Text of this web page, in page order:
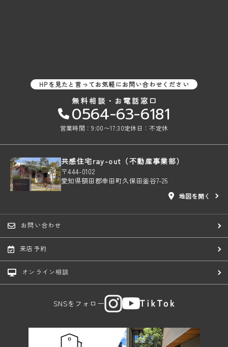
HPを見たと言ってお気軽にお問い合わせください
無料相談・お電話窓口
0564-63-6181
営業時間：9:00〜17:30定休日：不定休
共感住宅ray-out（不動産事業部）
〒444-0102
愛知県額田郡幸田町久保田釜谷7-26
地図を開く
お問い合わせ
来店予約
オンライン相談
SNSをフォロー